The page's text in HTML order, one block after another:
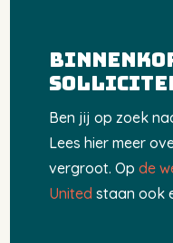
Ben jij op zoek
Lees hier meer
vergroot. Op de
United staan ook